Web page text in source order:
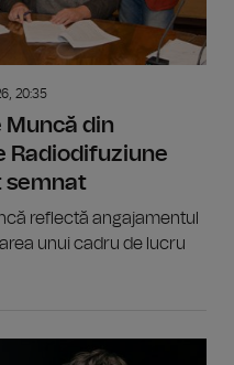
20:35
din
Radiodifuziune
semnat
reflectă angajamentul
unui cadru de lucru